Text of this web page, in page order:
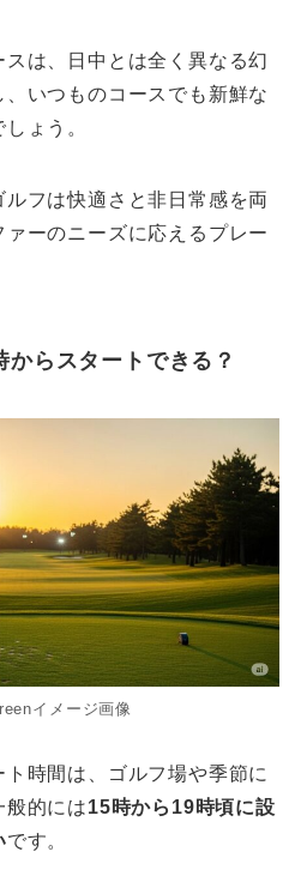
は、日中とは全く異なる幻
いつものコースでも新鮮な
ょう。
フは快適さと非日常感を両
ーのニーズに応えるプレー
らスタートできる？
イメージ画像
時間は、ゴルフ場や季節に
般的には15時から19時頃に設
です。